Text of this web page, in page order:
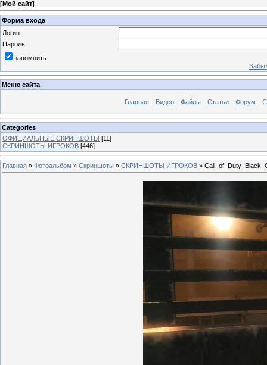
[Мой сайт]
Форма входа
Логин:
Пароль:
запомнить
Меню сайта
Главная Видео Файлы Статьи Форум
Categories
ОФИЦИАЛЬНЫЕ СКРИНШОТЫ [11]
СКРИНШОТЫ ИГРОКОВ [446]
Главная » Фотоальбом » Скриншоты » СКРИНШОТЫ ИГРОКОВ »